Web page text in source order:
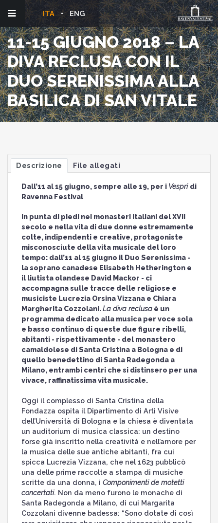
ENG
ITA
11-15 GIUGNO 2018 – LA
DIVA RECLUSA CON IL
DUO SERENISSIMA ALLA
BASILICA DI SAN VITALE
Descrizione File allegati
Dall’11 al 15 giugno, sempre alle 19, per i Vespri di
Ravenna Festival
In punta di piedi nei monasteri italiani del XVII
secolo e nella vita di due donne estremamente
colte, indipendenti e creative, protagoniste
misconosciute della vita musicale del loro
tempo: dall’11 al 15 giugno il Duo Serenissima -
la soprano canadese Elisabeth Hetherington e
il liutista olandese David Mackor - ci
accompagna sulle tracce delle religiose e
musiciste Lucrezia Orsina Vizzana e Chiara
Margherita Cozzolani.La diva reclusaè un
programma dedicato alla musica per voce sola
e basso continuo di queste due figure ribelli,
abitanti - rispettivamente - del monastero
camaldolese di Santa Cristina a Bologna e di
quello benedettino di Santa Radegonda a
Milano, entrambi centri che si distinsero per una
vivace, raffinatissima vita musicale.
Oggi il complesso di Santa Cristina della
Fondazza ospita il Dipartimento di Arti Visive
dell’Università di Bologna e la chiesa è diventata
un auditorium di musica classica: un destino
forse già inscritto nella creatività e nell’amore per
la musica delle sue antiche abitanti, fra cui
spicca Lucrezia Vizzana, che nel 1623 pubblicò
una delle prime raccolte a stampa di musiche
scritte da una donna, i Componimenti de motetti
concertati. Non da meno furono le monache di
Santa Radegonda a Milano, di cui Margarita
Cozzolani divenne badessa: “Sono dotate di così